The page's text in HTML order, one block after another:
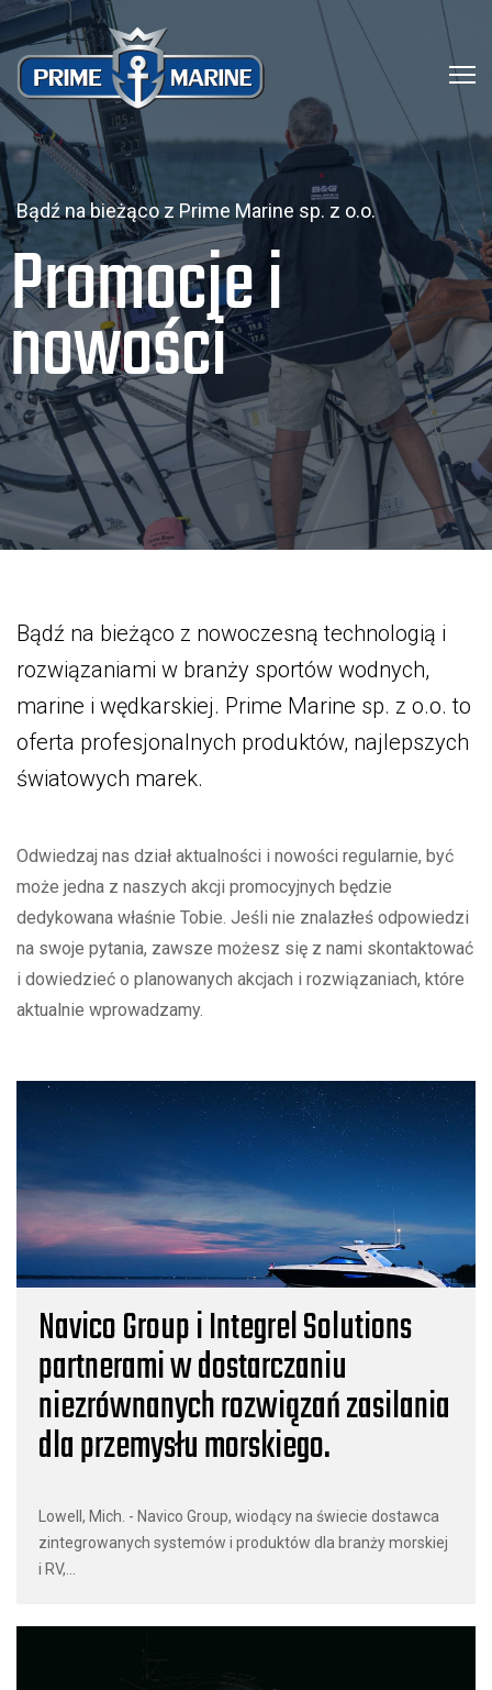
Bądź na bieżąco z Prime Marine sp. z o.o.
Promocje i
nowości
Bądź na bieżąco z nowoczesną technologią i
rozwiązaniami w branży sportów wodnych,
marine i wędkarskiej. Prime Marine sp. z o.o. to
oferta profesjonalnych produktów, najlepszych
światowych marek.
Odwiedzaj nas dział aktualności i nowości regularnie, być
może jedna z naszych akcji promocyjnych będzie
dedykowana właśnie Tobie. Jeśli nie znalazłeś odpowiedzi
na swoje pytania, zawsze możesz się z nami skontaktować
i dowiedzieć o planowanych akcjach i rozwiązaniach, które
aktualnie wprowadzamy.
Navico Group i Integrel Solutions
partnerami w dostarczaniu
niezrównanych rozwiązań zasilania
dla przemysłu morskiego.
Lowell, Mich. - Navico Group, wiodący na świecie dostawca
zintegrowanych systemów i produktów dla branży morskiej
i RV,...